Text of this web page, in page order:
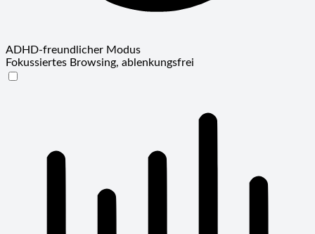
ADHD-freundlicher Modus
Fokussiertes Browsing, ablenkungsfrei